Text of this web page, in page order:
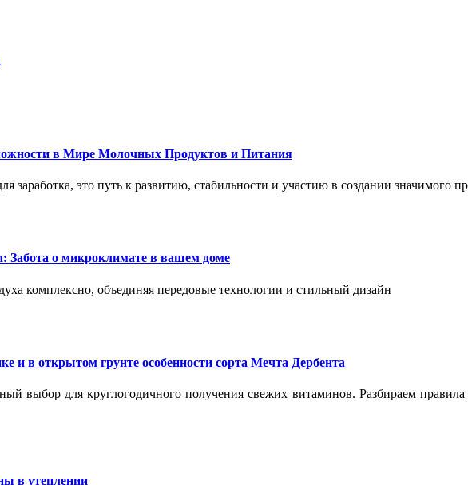
в Мире Молочных Продуктов и Питания
заработка, это путь к развитию, стабильности и участию в создании значимого
Забота о микроклимате в вашем доме
комплексно, объединяя передовые технологии и стильный дизайн
и в открытом грунте особенности сорта Мечта Дербента
выбор для круглогодичного получения свежих витаминов. Разбираем
в утеплении